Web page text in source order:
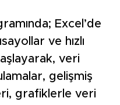
Excel’de
ve hızlı
veri
gelişmiş
grafiklerle veri